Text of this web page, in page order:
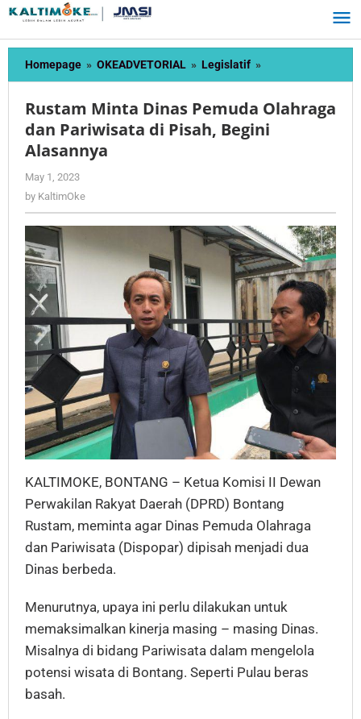
Skip
content
Homepage » OKEADVETORIAL » Legislatif »
Minta
Pemuda
Olahraga
Begini
Alasannya
Rustam Minta Dinas Pemuda Olahraga
dan Pariwisata di Pisah, Begini
Alasannya
May 1, 2023
by KaltimOke
KALTIMOKE, BONTANG – Ketua Komisi II Dewan
Perwakilan Rakyat Daerah (DPRD) Bontang
Rustam, meminta agar Dinas Pemuda Olahraga
dan Pariwisata (Dispopar) dipisah menjadi dua
Dinas berbeda.
Menurutnya, upaya ini perlu dilakukan untuk
memaksimalkan kinerja masing – masing Dinas.
Misalnya di bidang Pariwisata dalam mengelola
potensi wisata di Bontang. Seperti Pulau beras
basah.